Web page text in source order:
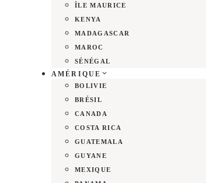
ÎLE MAURICE
KENYA
MADAGASCAR
MAROC
SÉNÉGAL
AMÉRIQUE
BOLIVIE
BRÉSIL
CANADA
COSTA RICA
GUATEMALA
GUYANE
MEXIQUE